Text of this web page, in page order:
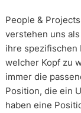
People &
verstehen uns
ihre spezifischen
welcher Kopf zu
immer die
Position, die ein
haben eine